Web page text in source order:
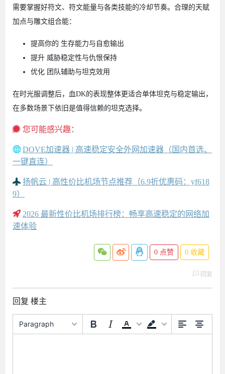
需要掌握好符文、符文能量与各类技能的冷却节奏。合理的天赋
加点与雕文组合能：
提高你的 生存能力与自愈输出
提升 威胁稳定性与仇恨保持
优化 团队辅助与坦克效用
在时光服调整后，血DK的表现整体更适合单体坦克与稳定输出，
在多数场景下依旧是值得信赖的坦克选择。
您可能感兴趣：
DOVE加速器 | 高速稳定安全外网加速器（国内首选、
一键直连）
扬帆云 | 高性价比机场节点推荐（6.9折优惠码：yf618
9）
2026 最新性价比机场排行榜：畅享高速稳定的网络加
速体验
0 点赞 0 收藏
回复
回复 楼主
Paragraph